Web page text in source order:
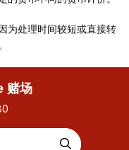
为处理时间较短或直接转
赌场